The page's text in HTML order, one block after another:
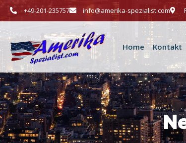
+49-201-235757 info@amerika-spezialist.com
Home Kontakt